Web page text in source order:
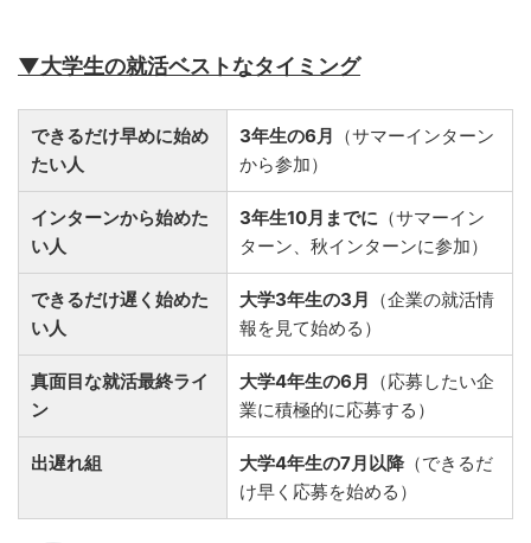
▼大学生の就活ベストなタイミング
できるだけ早めに始め
たい人
3年生の6月 （サマーインターン
から参加）
インターンから始めた
い人
3年生10月までに （サマーイン
ターン、秋インターンに参加）
できるだけ遅く始めた
い人
大学3年生の3月 （企業の就活情
報を見て始める）
真面目な就活最終ライ
ン
大学4年生の6月 （応募したい企
業に積極的に応募する）
出遅れ組 大学4年生の7月以降（できるだ
け早く応募を始める）